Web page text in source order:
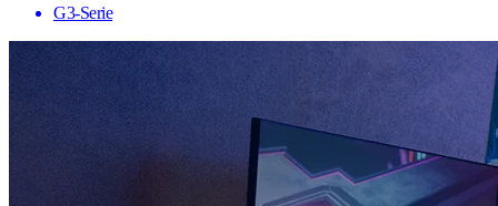
G3-Serie